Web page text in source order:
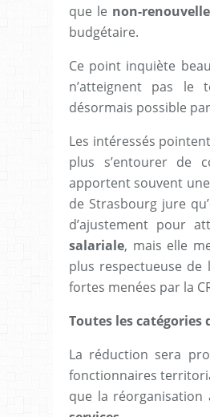
que le non-
budgétaire.
Ce point inquiète
n’atteignent pas le
désormais possible
Les intéressés
plus s’entourer de
apportent souvent
de Strasbourg jure
d’ajustement pour
salariale, mais elle
plus respectueuse
fortes menées par la
Toutes les
La réduction sera
fonctionnaires
que la réorganisation